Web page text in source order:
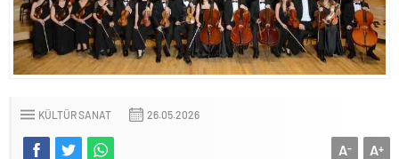
KÜLTÜR SANAT 26.05.2026
A+
A-